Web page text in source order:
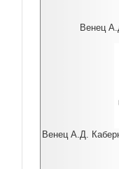
Венец
Венец А.Д.